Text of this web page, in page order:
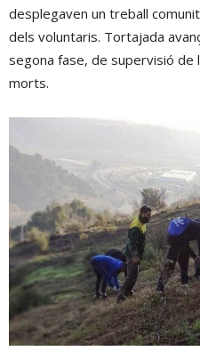
desplegaven un treball
dels voluntaris. Tortajada
segona fase, de supervisió de
morts.